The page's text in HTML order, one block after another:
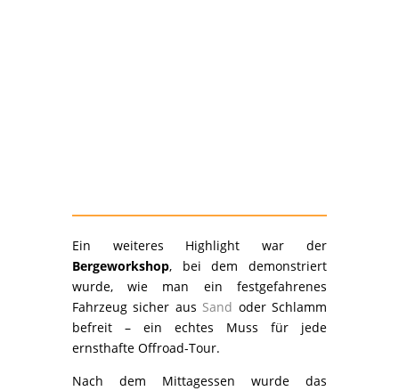
Ein weiteres Highlight war der
Bergeworkshop, bei dem demonstriert
wurde, wie man ein festgefahrenes
Fahrzeug sicher aus Sand oder Schlamm
befreit – ein echtes Muss für jede
ernsthafte Offroad-Tour.
Nach dem Mittagessen wurde das